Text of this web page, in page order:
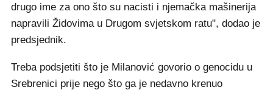
drugo ime za ono što su nacisti i njemačka mašinerija
napravili Židovima u Drugom svjetskom ratu", dodao je
predsjednik.
Treba podsjetiti što je Milanović govorio o genocidu u
Srebrenici prije nego što ga je nedavno krenuo